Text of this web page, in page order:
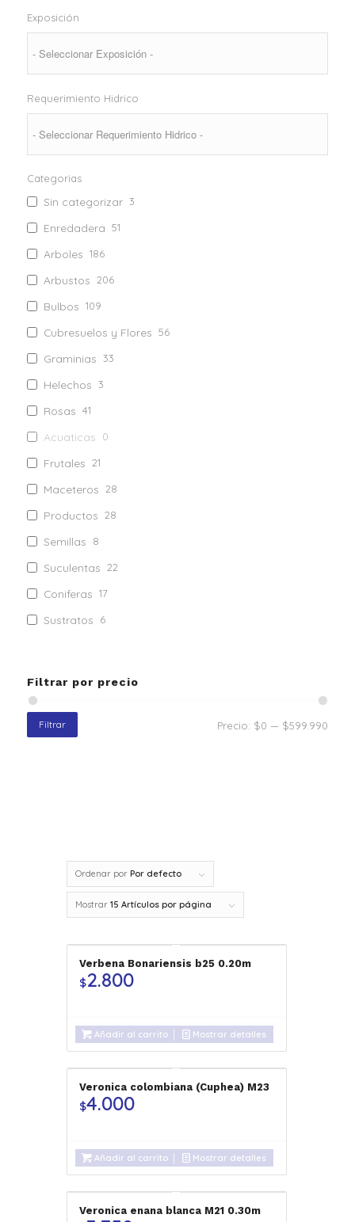
Ordenar por Por defecto
Mostrar 15 Artículos por página
Verbena Bonariensis b25 0.20m
$2.800
Añadir al carrito Mostrar detalles
Veronica colombiana (Cuphea) M23
$4.000
Añadir al carrito Mostrar detalles
Veronica enana blanca M21 0.30m
Exposición
Requerimiento Hidrico
Categorias
Sin categorizar 3
Enredadera 51
Arboles 186
Arbustos 206
Bulbos 109
Cubresuelos y Flores 56
Graminias 33
Helechos 3
Rosas 41
Acuaticas 0
Frutales 21
Maceteros 28
Productos 28
Semillas 8
Suculentas 22
Coniferas 17
Sustratos 6
Tela anti maleza
Filtrar por precio
Filtrar Precio: $0 — $599.990